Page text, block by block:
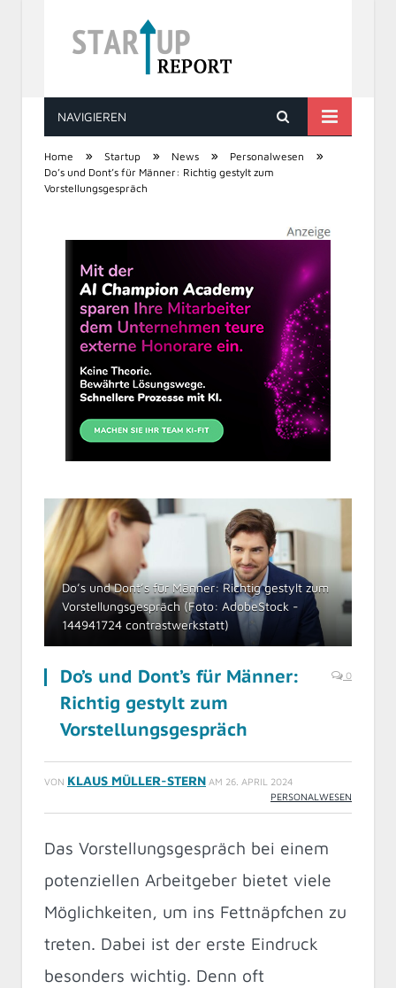
STARTUP REPORT
NAVIGIEREN
Home » Startup » News » Personalwesen »
Do’s und Dont’s für Männer: Richtig gestylt zum
Vorstellungsgespräch
Do’s und Dont’s für Männer: Richtig gestylt zum
Vorstellungsgespräch (Foto: AdobeStock -
144941724 contrastwerkstatt)
Do’s und Dont’s für Männer:
Richtig gestylt zum
Vorstellungsgespräch
0
VON KLAUS MÜLLER-STERN AM 26. APRIL 2024
PERSONALWESEN
Das Vorstellungsgespräch bei einem
potenziellen Arbeitgeber bietet viele
Möglichkeiten, um ins Fettnäpfchen zu
treten. Dabei ist der erste Eindruck
besonders wichtig. Denn oft